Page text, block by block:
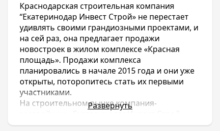
Краснодарская строительная компания
“Екатеринодар Инвест Строй» не перестает
удивлять своими грандиозными проектами, и
на сей раз, она предлагает продажи
новостроек в жилом комплексе «Красная
площадь». Продажи комплекса
планировались в начале 2015 года и они уже
открыты, поторопитесь стать их первыми
участниками.
На строительном рынке компания-
застройщик «ЕкатеринодарИнвест Строй»
запомнилась многим краснодарцам, ставших
Развернуть